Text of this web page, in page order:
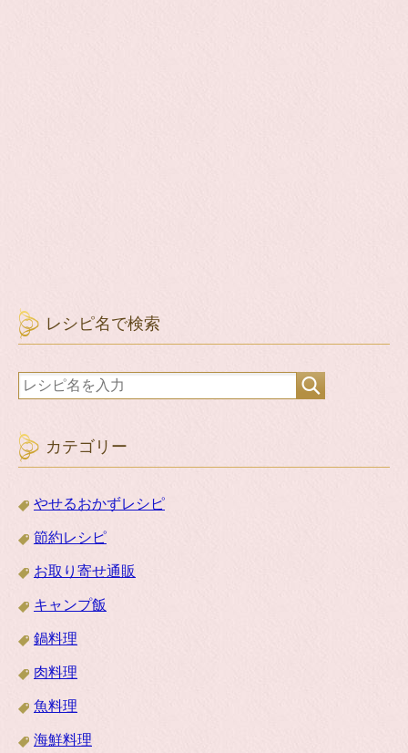
レシピ名で検索
カテゴリー
やせるおかずレシピ
節約レシピ
お取り寄せ通販
キャンプ飯
鍋料理
肉料理
魚料理
海鮮料理